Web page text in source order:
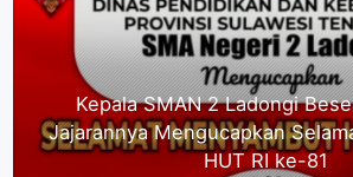
Kepala SMA Negeri 1
Jajarannya Mengucapkan
HUT RI ke-81